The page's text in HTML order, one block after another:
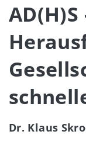
AD(H)S
Dr. Klaus